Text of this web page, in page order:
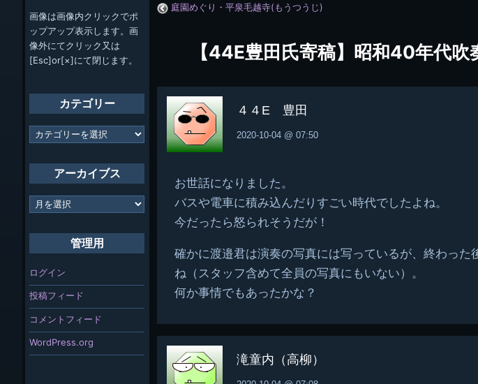
ー
庭園めぐり・平泉毛越寺(もうつうじ)
【44E豊田氏寄稿】昭和40年代吹
４４E 豊田
2020-10-04 @ 07:50
お世話になりました。
バスや電車に積み込んだりすごい時代でしたよね。
今だったら怒られそうだが！
確かに渡邉君は演奏の写真には写っているが、終わっ
ね（スタッフ含めて全員の写真にもいない）。
何か事情でもあったかな？
滝童内（高柳）
画像は画像内クリックでポ
ップアップ表示します。画
像外にてクリック又は
[Esc]or[×]にて閉じます。
カテゴリー
カ
テ
ー
アーカイブス
ア
ー
管理用
ログイン
投稿フィード
コメントフィード
WordPress.org